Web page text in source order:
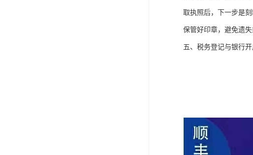
取执照后，下一步是
保管好印章，避免遗失
五、税务登记与银行开